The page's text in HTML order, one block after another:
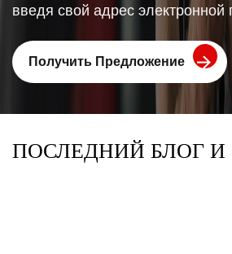
введя свой адрес электронной
Получить Предложение
ПОСЛЕДНИЙ БЛОГ И